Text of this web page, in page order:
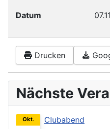
Datum
Drucken
Nächste
Okt. Clubabend